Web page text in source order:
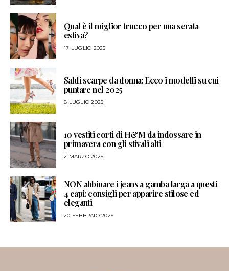
Qual è il miglior trucco per una serata
estiva?
17 LUGLIO 2025
Saldi scarpe da donna: Ecco i modelli su cui
puntare nel 2025
8 LUGLIO 2025
10 vestiti corti di H&M da indossare in
primavera con gli stivali alti
2 MARZO 2025
NON abbinare i jeans a gamba larga a questi
4 capi: consigli per apparire stilose ed
eleganti
20 FEBBRAIO 2025